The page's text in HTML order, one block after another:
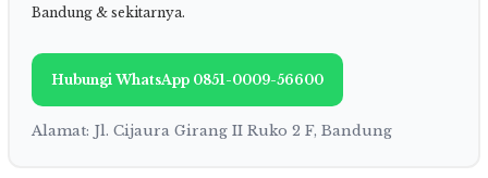
Bandung & sekitarnya.
Hubungi WhatsApp 0851-0009-56600
Alamat: Jl. Cijaura Girang II Ruko 2 F, Bandung